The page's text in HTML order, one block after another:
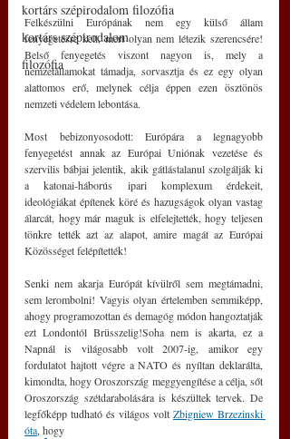
kortárs szépirodalom filozófia
kortárs szépirodalom
filozófia
Felkészülni Európának nem egy külső állam
fenyegetésre kell, mert olyan nem létezik szerencsére!
Belső fenyegetés viszont nagyon is, mely a
nemzetállamokat támadja, sorvasztja és ez egy olyan
alattomos erő, melynek célja éppen ezen ösztönös
nemzeti védelem lebontása.
Most bebizonyosodott: Európára a legnagyobb
fenyegetést annak az Európai Uniónak vezetése és
szervilis bábjai jelentik, akik gátlástalanul szolgálják ki
a katonai-háborús ipari komplexum érdekeit,
ideológiákat építenek köré és hazugságok olyan vastag
álarcát, hogy már maguk is elfelejtették, hogy teljesen
tönkre tették azt az alapot, amire magát az Európai
Közösséget felépítették!
Senki nem akarja Európát kívülről sem megtámadni,
sem lerombolni! Vagyis olyan értelemben semmiképp,
ahogy programozottan és demagóg módon hangoztatják
ezt Londontól Brüsszelig!Soha nem is akarta, ez a
Napnál is világosabb volt 2007-ig, amikor egy
fordulatot hajtott végre a NATO és nyíltan deklarálta,
kimondta, hogy Oroszország meggyengítése a célja, sőt
Oroszország szétdarabolására is készültek tervek. De
legfőképp tudható és világos volt Zbigniew Brzezinski
óta, hogy